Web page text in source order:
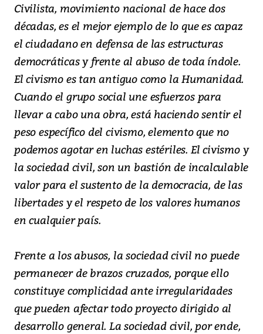
Civilista, movimiento nacional de hace dos
décadas, es el mejor ejemplo de lo que es capaz
el ciudadano en defensa de las estructuras
democráticas y frente al abuso de toda índole.
El civismo es tan antiguo como la Humanidad.
Cuando el grupo social une esfuerzos para
llevar a cabo una obra, está haciendo sentir el
peso específico del civismo, elemento que no
podemos agotar en luchas estériles. El civismo y
la sociedad civil, son un bastión de incalculable
valor para el sustento de la democracia, de las
libertades y el respeto de los valores humanos
en cualquier país.
Frente a los abusos, la sociedad civil no puede
permanecer de brazos cruzados, porque ello
constituye complicidad ante irregularidades
que pueden afectar todo proyecto dirigido al
desarrollo general. La sociedad civil, por ende,